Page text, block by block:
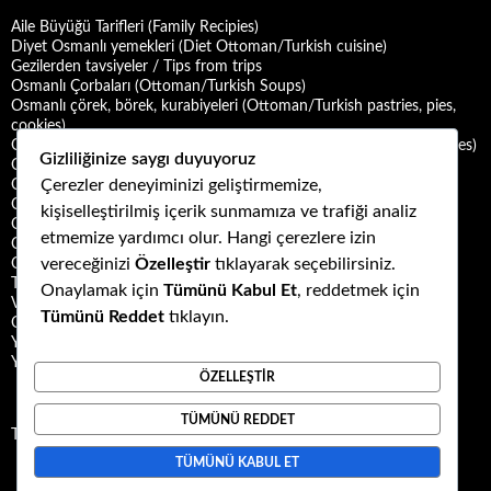
Aile Büyüğü Tarifleri (Family Recipies)
Diyet Osmanlı yemekleri (Diet Ottoman/Turkish cuisine)
Gezilerden tavsiyeler / Tips from trips
Osmanlı Çorbaları (Ottoman/Turkish Soups)
Osmanlı çörek, börek, kurabiyeleri (Ottoman/Turkish pastries, pies,
cookies)
Osmanlı Deniz Mahsulü Yemekleri (Ottoman/Turkish Seafood Dishes)
Osmanlı Halk Yemekleri (Ottoman/Turkish Folk Cuisine)
Osmanlı Mezeleri (Ottoman Mezes/Appetizers)
Osmanlı Saray Yemekleri (Ottoman/Turkish Palace Cuisine)
Osmanlı Şerbet ve Hoşafları (Ottoman/Turkish Sherbets and
Compotes)
Osmanlı Tatlıları (Ottoman/Turkish Desserts)
Türk Mutfağı Yemekleri (Turkish cuisine dishes)
Vegan ya da Vejetaryen Osmanlı Yemekleri (Vegan or Vegetarian
Ottoman/Turkish Dishes)
Yemek Kültürü (Food Culture)
Yemek ve Yemek Kültürü Kitapları
Tweets by Kuzubudu
Gizliliğinize saygı duyuyoruz
Çerezler deneyiminizi geliştirmemize,
kişiselleştirilmiş içerik sunmamıza ve trafiği analiz
etmemize yardımcı olur. Hangi çerezlere izin
vereceğinizi Özelleştir tıklayarak seçebilirsiniz.
Onaylamak için Tümünü Kabul Et, reddetmek için
Tümünü Reddet tıklayın.
ÖZELLEŞTIR
TÜMÜNÜ REDDET
TÜMÜNÜ KABUL ET